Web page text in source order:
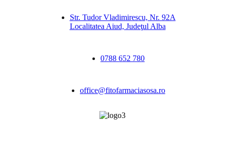
Str. Tudor Vladimirescu, Nr. 92A
Localitatea Aiud, Judeţul Alba
0788 652 780
office@fitofarmaciasosa.ro